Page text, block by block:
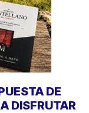
DE
DISFRUTAR